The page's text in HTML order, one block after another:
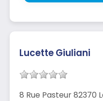
Lucette Giuliani
8 Rue Pasteur 82370